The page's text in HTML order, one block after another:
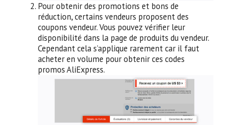
Pour obtenir des promotions et bons de
réduction, certains vendeurs proposent des
coupons vendeur. Vous pouvez vérifier leur
disponibilité dans la page de produits du vendeur.
Cependant cela s’applique rarement car il faut
acheter en volume pour obtenir ces codes
promos AliExpress.